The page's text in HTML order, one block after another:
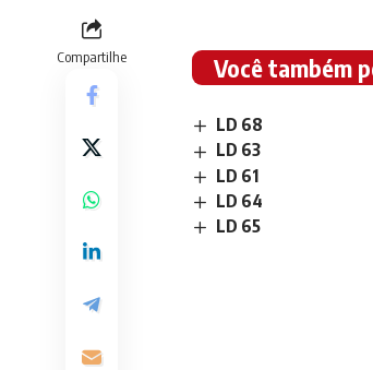
Compartilhe Você também
LD 68
LD 63
LD 61
LD 64
LD 65